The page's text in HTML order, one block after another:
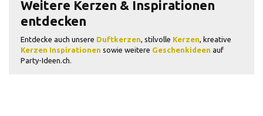
Weitere Kerzen & Inspirationen
entdecken
Entdecke auch unsere Duftkerzen, stilvolle Kerzen, kreative
Kerzen Inspirationen sowie weitere Geschenkideen auf
Party-Ideen.ch.